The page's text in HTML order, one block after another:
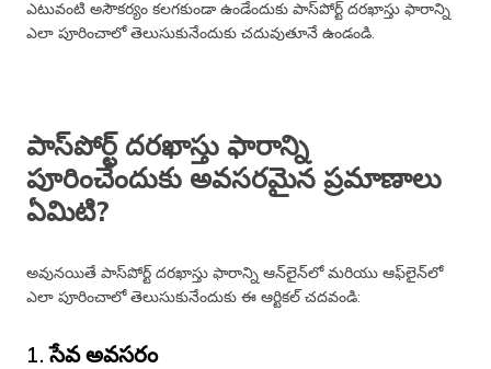
ఎటువంటి అసౌకర్యం కలగకుండా ఉండేందుకు పాస్‌పోర్ట్ దరఖాస్తు ఫారాన్ని
ఎలా పూరించాలో తెలుసుకునేందుకు చదువుతూనే ఉండండి.
పాస్‌పోర్ట్ దరఖాస్తు ఫారాన్ని
పూరించేందుకు అవసరమైన ప్రమాణాలు
ఏమిటి?
అవునయితే పాస్‌పోర్ట్ దరఖాస్తు ఫారాన్ని ఆన్‌లైన్‌లో మరియు ఆఫ్‌లైన్‌లో
ఎలా పూరించాలో తెలుసుకునేందుకు ఈ ఆర్టికల్ చదవండి:
1. సేవ అవసరం